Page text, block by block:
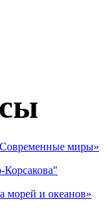
миры»
Корсакова"
морей и океанов»